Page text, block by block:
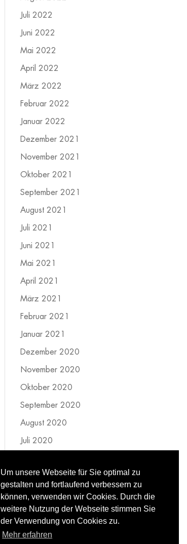
Juli 2022
Juni 2022
Mai 2022
April 2022
März 2022
Februar 2022
Januar 2022
Dezember 2021
November 2021
Oktober 2021
September 2021
August 2021
Juli 2021
Juni 2021
Mai 2021
April 2021
März 2021
Februar 2021
Januar 2021
Dezember 2020
November 2020
Oktober 2020
September 2020
August 2020
Juli 2020
Mai 2020
April 2020
März 2020
Um unsere Webseite für Sie optimal zu
gestalten und fortlaufend verbessern zu
können, verwenden wir Cookies. Durch die
weitere Nutzung der Webseite stimmen Sie
der Verwendung von Cookies zu.
Mehr erfahren